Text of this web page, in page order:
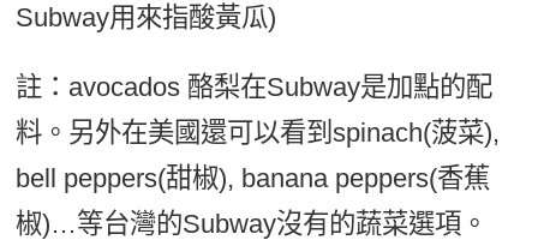
Subway用來指酸黃瓜)
註：avocados 酪梨在Subway是加點的配
料。另外在美國還可以看到spinach(菠菜),
bell peppers(甜椒), banana peppers(香蕉
椒)…等台灣的Subway沒有的蔬菜選項。